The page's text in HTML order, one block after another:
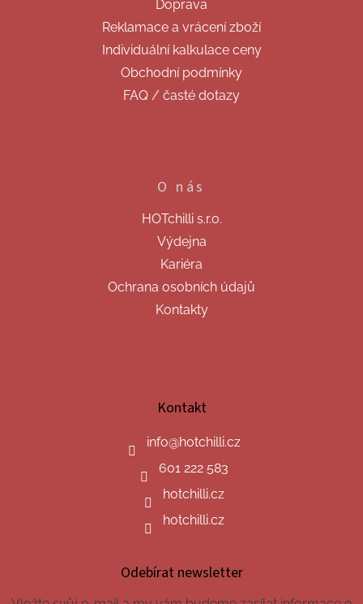
Doprava
Reklamace a vrácení zboží
Individuální kalkulace ceny
Obchodní podmínky
FAQ / časté dotazy
O nás
HOTchilli s.r.o.
Výdejna
Kariéra
Ochrana osobních údajů
Kontakty
Kontakt
info@hotchilli.cz
601 222 583
hotchilli.cz
hotchilli.cz
Odebírat newsletter